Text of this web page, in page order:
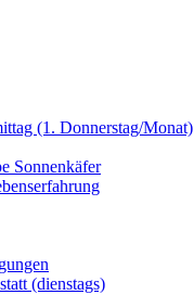
(1. Donnerstag/Monat)
Sonnenkäfer
(dienstags)